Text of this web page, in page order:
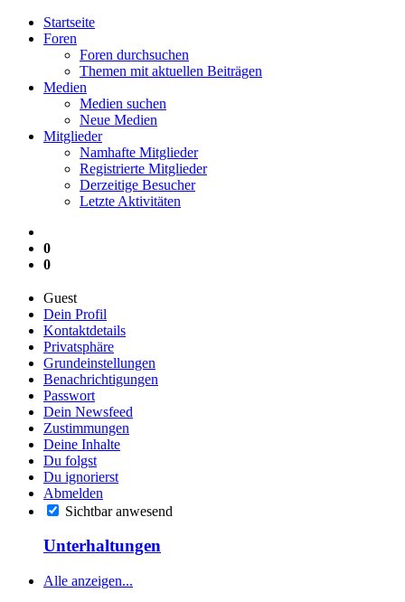
Startseite
Foren
Foren durchsuchen
Themen mit aktuellen Beiträgen
Medien
Medien suchen
Neue Medien
Mitglieder
Namhafte Mitglieder
Registrierte Mitglieder
Derzeitige Besucher
Letzte Aktivitäten
0
0
Guest
Dein Profil
Kontaktdetails
Privatsphäre
Grundeinstellungen
Benachrichtigungen
Passwort
Dein Newsfeed
Zustimmungen
Deine Inhalte
Du folgst
Du ignorierst
Abmelden
Sichtbar anwesend
Unterhaltungen
Alle anzeigen...